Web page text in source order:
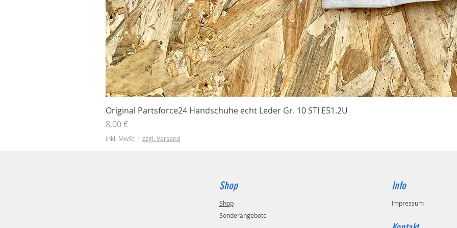
Schnellansicht
Original Partsforce24 Handschuhe echt Leder Gr. 10 STI E51.2U
Preis
8,00 €
inkl. MwSt. | zzgl. Versand
Shop
Shop
Sonderangebote
Info
Impressum